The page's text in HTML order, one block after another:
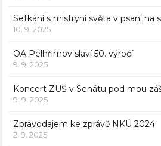
Setkání s mistryní světa v psaní na
10. 9. 2025
OA Pelhřimov slaví 50. výročí
9. 9. 2025
Koncert ZUŠ v Senátu pod mou
9. 9. 2025
Zpravodajem ke zprávě NKÚ 2024
2. 9. 2025